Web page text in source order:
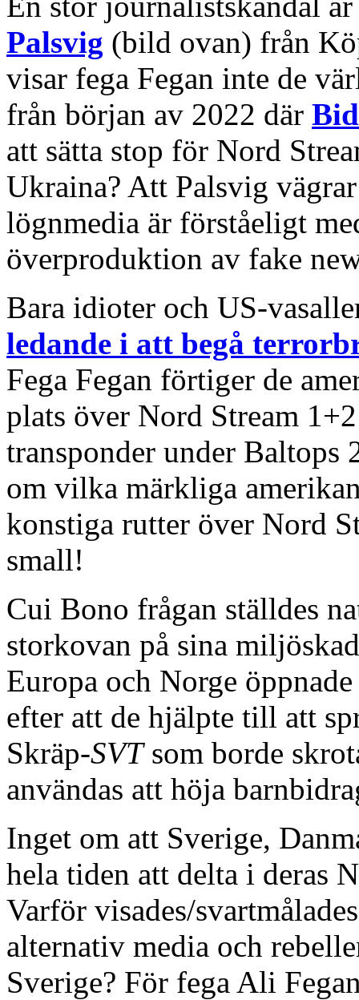
Palsvig (bild ovan) från
visar fega Fegan inte de
från början av 2022 där
att sätta stop för Nord
Ukraina? Att Palsvig
lögnmedia är förståeligt
överproduktion av fake
Bara idioter och US-
ledande i att begå
Fega Fegan förtiger de
plats över Nord Stream
transponder under Baltops
om vilka märkliga
konstiga rutter över Nord
small!
Cui Bono frågan ställdes
storkovan på sina
Europa och Norge
efter att de hjälpte till att
Skräp-SVTsom borde
användas att höja
Inget om att Sverige,
hela tiden att delta i deras
Varför visades/
alternativ media och
Sverige? För fega Ali